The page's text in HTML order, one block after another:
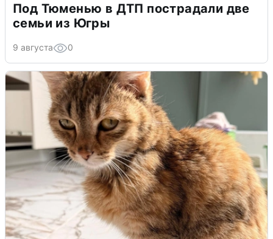
Под Тюменью в ДТП пострадали две
семьи из Югры
9 августа 0